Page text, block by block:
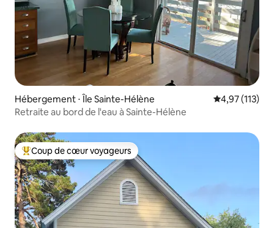
Hébergement ⋅ Île Sainte-Hélène Évaluation
4,97 (113)
Retraite au bord de l'eau à Sainte-Hélène
Coups de cœur voyageurs les plus appréciés
Coup de cœur voyageurs